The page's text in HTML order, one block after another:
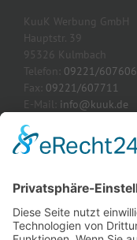
KuuK Werbung GmbH
Hauptstr. 39
95326 Kulmbach
Telefon: 09221/607606
Fax: 09221/607711
E-Mail: info@kuuk.de